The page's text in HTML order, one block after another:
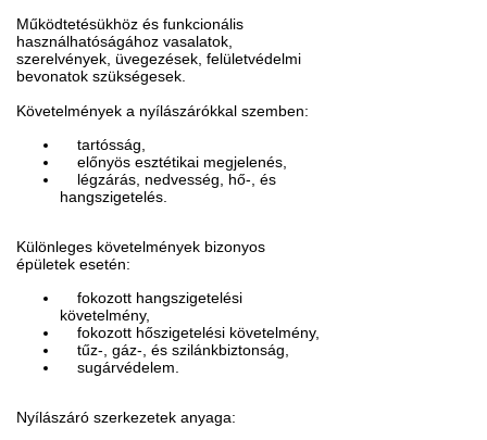
Működtetésükhöz és funkcionális
használhatóságához vasalatok,
szerelvények, üvegezések, felületvédelmi
bevonatok szükségesek.
Követelmények a nyílászárókkal szemben:
tartósság,
előnyös esztétikai megjelenés,
légzárás, nedvesség, hő-, és
hangszigetelés.
Különleges követelmények bizonyos
épületek esetén:
fokozott hangszigetelési
követelmény,
fokozott hőszigetelési követelmény,
tűz-, gáz-, és szilánkbiztonság,
sugárvédelem.
Nyílászáró szerkezetek anyaga: